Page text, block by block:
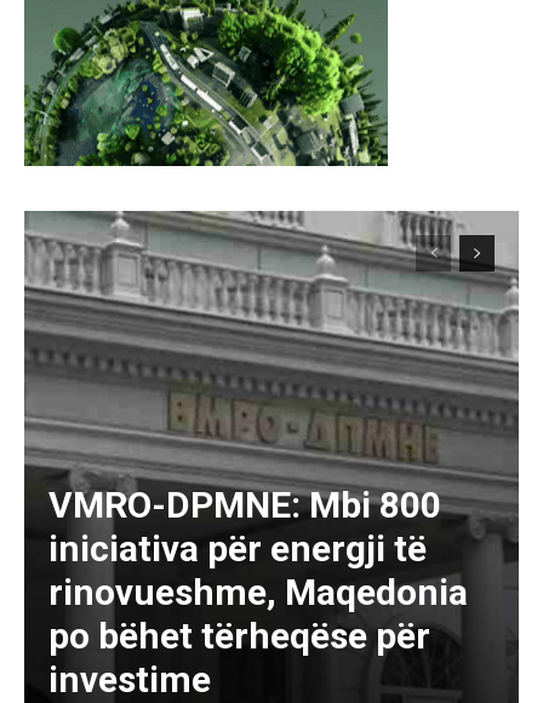
VMRO-DPMNE: Mbi 800
iniciativa për energji të
rinovueshme, Maqedonia
po bëhet tërheqëse për
investime